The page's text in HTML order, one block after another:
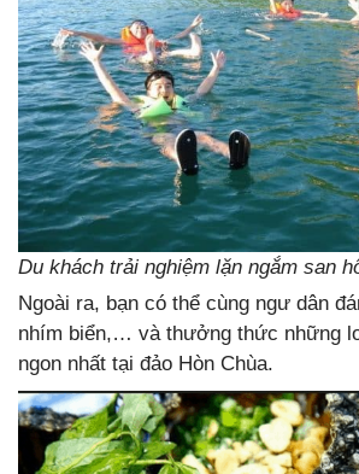
Du khách trải nghiệm lặn ngắm san
Ngoài ra, bạn có thể cùng ngư dân
nhím biển,… và thưởng thức những
ngon nhất tại đảo Hòn Chùa.